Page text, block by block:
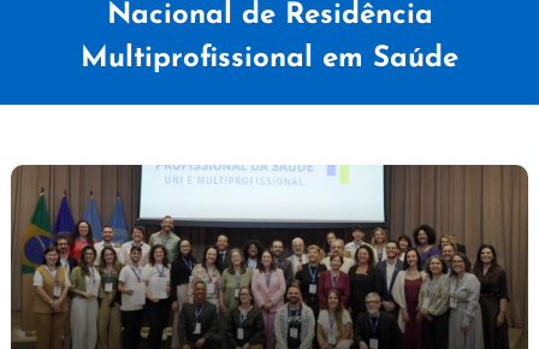
Nacional de Residência
Multiprofissional em Saúde